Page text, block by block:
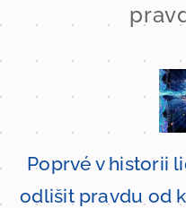
Poprvé v historii
odlišit pravdu od